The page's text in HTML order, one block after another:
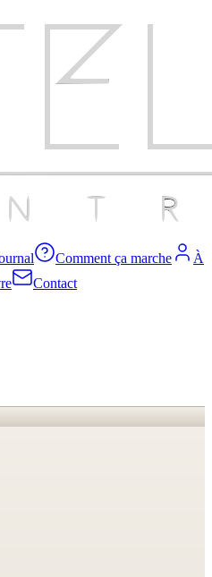
Comment ça marche
À
Contact